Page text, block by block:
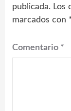
publicada. Los
marcados con
Comentario *